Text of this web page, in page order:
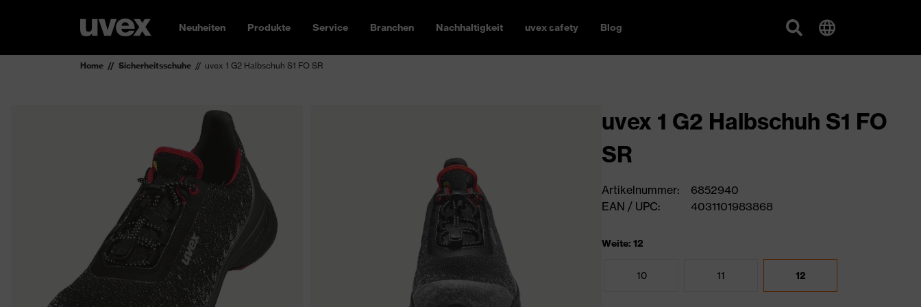
Neuheiten Produkte Service Branchen Nachhaltigkeit uvex safety Blog
Home Sicherheitsschuhe uvex 1 G2 Halbschuh S1 FO SR
uvex 1 G2 Halbschuh S1 FO
SR
Artikelnummer:
6852940
EAN / UPC:
4031101983868
Weite: 12
10 11 12